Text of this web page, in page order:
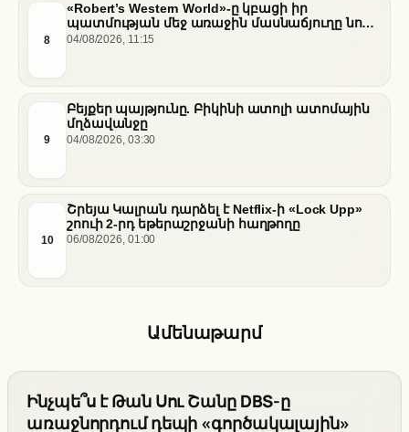
8
«Robert’s Western World»-ը կբացի իր
պատմության մեջ առաջին մասնաճյուղը նոր
«Nissan Stadium» մարզադաշտում
04/08/2026, 11:15
9
Բեյքեր պայթյունը. Բիկինի ատոլի ատոմային
մղձավանջը
04/08/2026, 03:30
10
Շրեյա Կալրան դարձել է Netflix-ի «Lock Upp»
շոուի 2-րդ եթերաշրջանի հաղթողը
06/08/2026, 01:00
Ամենաթարմ
Ինչպե՞ս է Թան Սու Շանը DBS-ը
առաջնորդում դեպի «գործակալային»